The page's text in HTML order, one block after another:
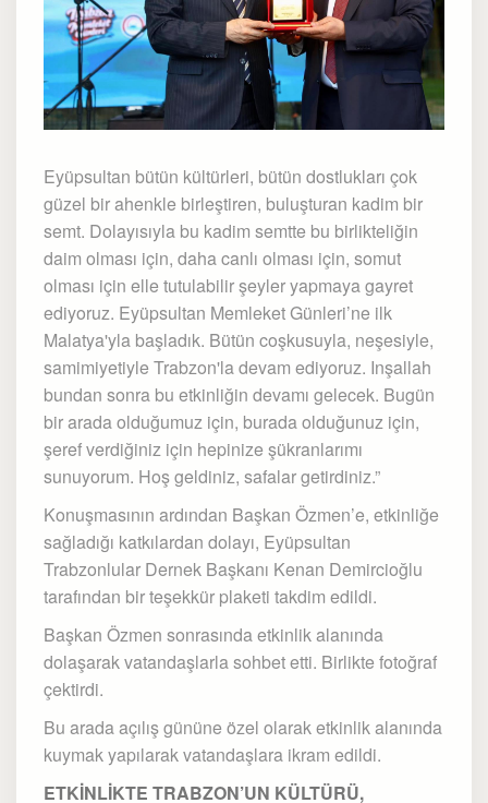
Eyüpsultan bütün kültürleri, bütün dostlukları çok
güzel bir ahenkle birleştiren, buluşturan kadim bir
semt. Dolayısıyla bu kadim semtte bu birlikteliğin
daim olması için, daha canlı olması için, somut
olması için elle tutulabilir şeyler yapmaya gayret
ediyoruz. Eyüpsultan Memleket Günleri’ne ilk
Malatya'yla başladık. Bütün coşkusuyla, neşesiyle,
samimiyetiyle Trabzon'la devam ediyoruz. Inşallah
bundan sonra bu etkinliğin devamı gelecek. Bugün
bir arada olduğumuz için, burada olduğunuz için,
şeref verdiğiniz için hepinize şükranlarımı
sunuyorum. Hoş geldiniz, safalar getirdiniz.”
Konuşmasının ardından Başkan Özmen’e, etkinliğe
sağladığı katkılardan dolayı, Eyüpsultan
Trabzonlular Dernek Başkanı Kenan Demircioğlu
tarafından bir teşekkür plaketi takdim edildi.
Başkan Özmen sonrasında etkinlik alanında
dolaşarak vatandaşlarla sohbet etti. Birlikte fotoğraf
çektirdi.
Bu arada açılış gününe özel olarak etkinlik alanında
kuymak yapılarak vatandaşlara ikram edildi.
ETKİNLİKTE TRABZON’UN KÜLTÜRÜ,